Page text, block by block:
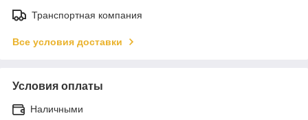
Транспортная компания
Все условия доставки
Условия оплаты
Наличными